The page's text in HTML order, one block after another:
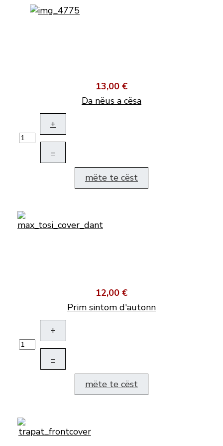
13,00 €
Da nëus a cësa
+
–
mëte te cëst
12,00 €
Prim sintom d'autonn
+
–
mëte te cëst